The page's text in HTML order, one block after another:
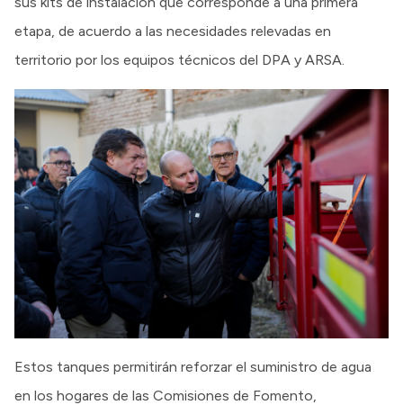
etapa, de acuerdo a las necesidades relevadas en
territorio por los equipos técnicos del DPA y ARSA.
Estos tanques permitirán reforzar el suministro de agua
en los hogares de las Comisiones de Fomento,